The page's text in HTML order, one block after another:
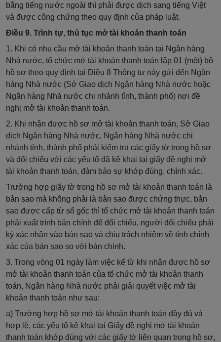
bằng tiếng nước ngoài thì phải được dịch sang tiếng Việt
và được công chứng theo quy định của pháp luật.
Điều 9. Trình tự, thủ tục mở tài khoản thanh toán
1. Khi có nhu cầu mở tài khoản thanh toán tại Ngân hàng
Nhà nước, tổ chức mở tài khoản thanh toán lập 01 (một) bộ
hồ sơ theo quy định tại Điều 8 Thông tư này gửi đến Ngân
hàng Nhà nước (Sở Giao dịch Ngân hàng Nhà nước hoặc
Ngân hàng Nhà nước chi nhánh tỉnh, thành phố) nơi đề
nghị mở tài khoản thanh toán.
2. Khi nhận được hồ sơ mở tài khoản thanh toán, Sở Giao
dịch Ngân hàng Nhà nước, Ngân hàng Nhà nước chi
nhánh tỉnh, thành phố phải kiểm tra các giấy tờ trong hồ sơ
và đối chiếu với các yếu tố đã kê khai tại giấy đề nghị mở
tài khoản thanh toán, đảm bảo sự khớp đúng, chính xác.
Trường hợp giấy tờ trong hồ sơ mở tài khoản thanh toán là
bản sao mà không phải là bản sao được chứng thực, bản
sao được cấp từ sổ gốc thì tổ chức mở tài khoản thanh toán
phải xuất trình bản chính để đối chiếu, người đối chiếu phải
ký xác nhận vào bản sao và chịu trách nhiệm về tính chính
xác của bản sao so với bản chính.
3. Trong vòng 01 ngày làm việc kể từ khi nhận được hồ sơ
mở tài khoản thanh toán của tổ chức mở tài khoản thanh
toán, Ngân hàng Nhà nước phải giải quyết việc mở tài
khoản thanh toán như sau:
a) Trường hợp hồ sơ mở tài khoản thanh toán đầy đủ và
hợp lệ, các yếu tố kê khai tại Giấy đề nghị mở tài khoản
thanh toán khớp đúng với các giấy tờ liên quan trong hồ sơ,